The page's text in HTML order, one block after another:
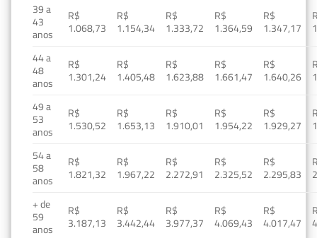
39 a
43
anos
R$
1.068,73
R$
1.154,34
R$
1.333,72
R$
1.364,59
R$
1.347,17
44 a
48
anos
R$
1.301,24
R$
1.405,48
R$
1.623,88
R$
1.661,47
R$
1.640,26
49 a
53
anos
R$
1.530,52
R$
1.653,13
R$
1.910,01
R$
1.954,22
R$
1.929,27
54 a
58
anos
R$
1.821,32
R$
1.967,22
R$
2.272,91
R$
2.325,52
R$
2.295,83
+ de
59
anos
R$
3.187,13
R$
3.442,44
R$
3.977,37
R$
4.069,43
R$
4.017,47